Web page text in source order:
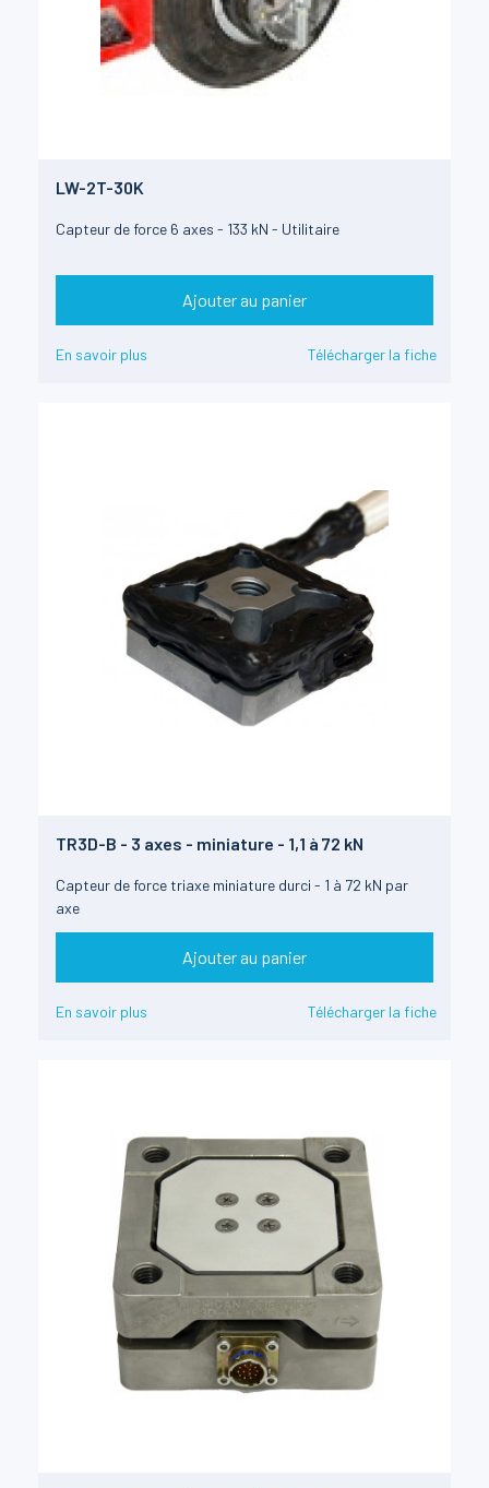
LW-2T-30K
Capteur de force 6 axes - 133 kN - Utilitaire
Ajouter au panier
En savoir plus Télécharger la fiche
TR3D-B - 3 axes - miniature - 1,1 à 72 kN
Capteur de force triaxe miniature durci - 1 à 72 kN par
axe
Ajouter au panier
En savoir plus Télécharger la fiche